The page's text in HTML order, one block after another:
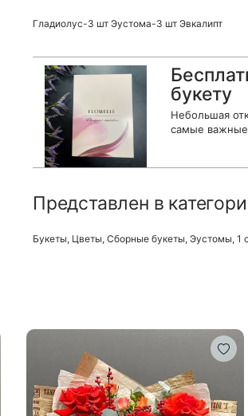
Гладиолус-3 шт Эустома-3 шт Эвкалипт
букету
Небольшая
самые важные
Представлен в
Букеты, Цветы, Сборные букеты, Эустомы, 1